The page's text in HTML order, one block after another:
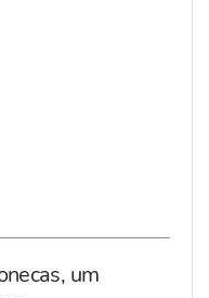
um